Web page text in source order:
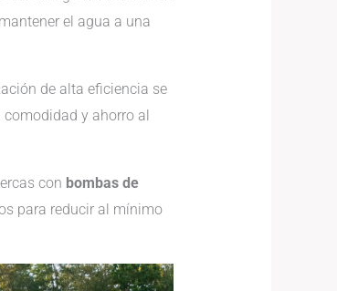
el agua a una
de alta eficiencia se
y ahorro al
con bombas de
para reducir al mínimo